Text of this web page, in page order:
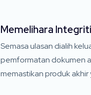
Memelihara
Semasa ulasan dialih
pemformatan dokumen
memastikan produk akhir